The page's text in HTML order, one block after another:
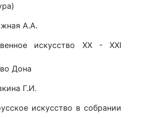
А.А.
искусство ХХ - ХХI
Дона
Г.И.
искусство в собрании